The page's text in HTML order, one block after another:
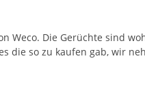
Weco. Die Gerüchte sind
die so zu kaufen gab, wir